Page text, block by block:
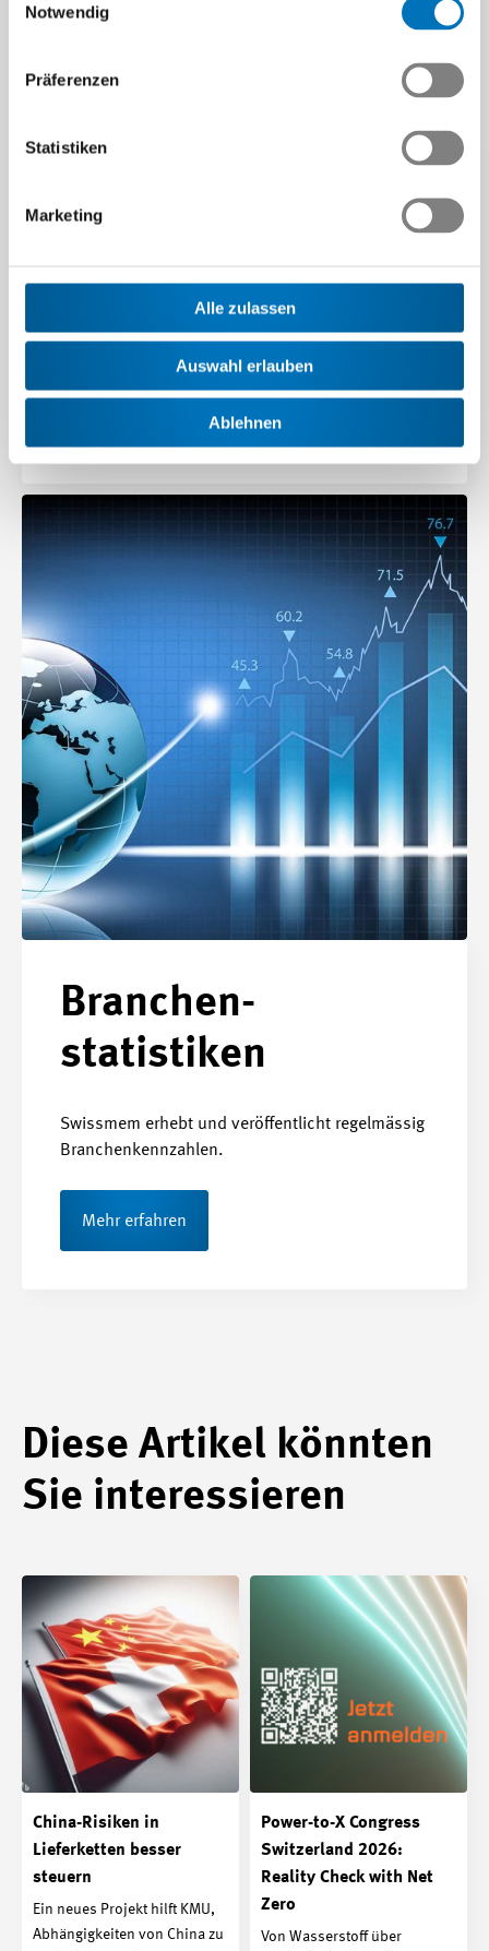
Notwendig
Präferenzen
Statistiken
Marketing
Alle zulassen
Auswahl erlauben
Ablehnen
Finanzierung für
Swissmem verfügt über eingespielte Kontakte zu
Banken.
Branchen­
statistiken
Swissmem erhebt und veröffentlicht regelmässig
Branchenkennzahlen.
Mehr erfahren
Diese Artikel könnten
Sie interessieren
China-Risiken in
Lieferketten besser
steuern
Ein neues Projekt hilft KMU,
Abhängigkeiten von China zu
Power-to-X Congress
Switzerland 2026:
Reality Check with Net
Zero
Von Wasserstoff über